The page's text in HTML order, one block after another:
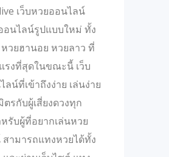
เว็บหวยออนไลน์
อนไลน์รูปแบบใหม่ ทั้ง
วยฮานอย หวยลาว ที่
รงที่สุดในขณะนี้ เว็บ
ลน์ที่เข้าถึงง่าย เล่นง่าย
ตรกับผู้เสี่ยงดวงทุก
รับผู้ที่อยากเล่นหวย
ามารถแทงหวยได้ทั้ง